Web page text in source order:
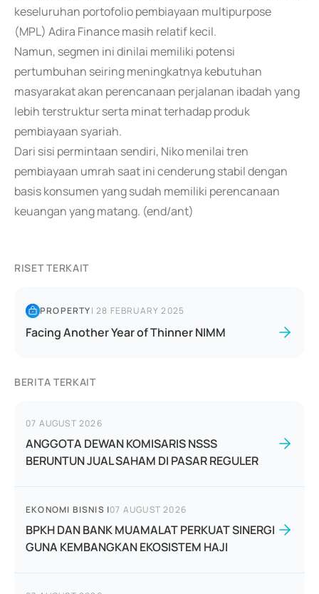
keseluruhan portofolio pembiayaan multipurpose
(MPL) Adira Finance masih relatif kecil.
Namun, segmen ini dinilai memiliki potensi
pertumbuhan seiring meningkatnya kebutuhan
masyarakat akan perencanaan perjalanan ibadah yang
lebih terstruktur serta minat terhadap produk
pembiayaan syariah.
Dari sisi permintaan sendiri, Niko menilai tren
pembiayaan umrah saat ini cenderung stabil dengan
basis konsumen yang sudah memiliki perencanaan
keuangan yang matang. (end/ant)
RISET TERKAIT
PROPERTY|28 FEBRUARY 2025
Facing Another Year of Thinner NIMM
BERITA TERKAIT
07 AUGUST 2026
ANGGOTA DEWAN KOMISARIS NSSS
BERUNTUN JUAL SAHAM DI PASAR REGULER
EKONOMI BISNIS |07 AUGUST 2026
BPKH DAN BANK MUAMALAT PERKUAT SINERGI
GUNA KEMBANGKAN EKOSISTEM HAJI